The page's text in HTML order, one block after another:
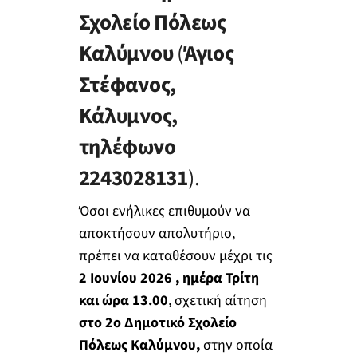
Σχολείο Πόλεως
Καλύμνου(Άγιος
Στέφανος,
Κάλυμνος,
τηλέφωνο
2243028131).
Όσοι ενήλικες επιθυμούν να
αποκτήσουν απολυτήριο,
πρέπει να καταθέσουν μέχρι τις
2 Ιουνίου 2026 , ημέρα Τρίτη
και ώρα 13.00, σχετική αίτηση
στο 2οΔημοτικό Σχολείο
Πόλεως Καλύμνου,στην οποία